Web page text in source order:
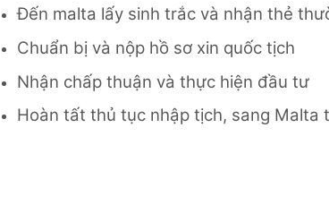
Đến malta lấy sinh trắc và nhận thẻ
Chuẩn bị và nộp hồ sơ xin quốc tịch
Nhận chấp thuận và thực hiện đầu tư
Hoàn tất thủ tục nhập tịch, sang Malta